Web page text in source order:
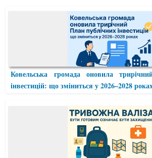
Ковельська громада оновила
інвестицій: що зміниться у 2026–2028